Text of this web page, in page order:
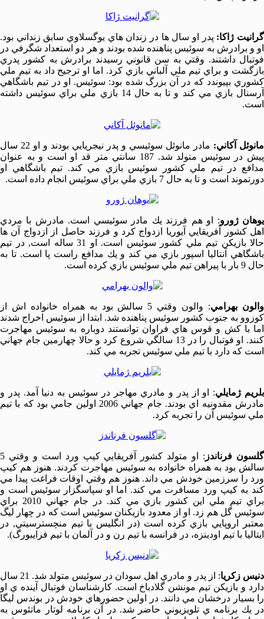
گرانيت ژاكا: پدر او سال ها در زندان هاي يوگسلاوي سابق زنداني بود.
او و برادرش به سوئيس پناهنده شده بودند و هر دو استعداد شگرفي در
فوتبال داشتند. وقتي به سن قانوني رسيدند برادرش به كشور پدري
بازگشت و براي تيم ملي آلباني بازي كرد. اما او ترجيح داد به تيم ملي
كشوري بپيوندد كه در آن بزرگ شده بود: سوئيس. او در تيم باشگاهي
آرسنال بازي مي كند و تا به حال 14 بازي ملي براي سوئيس داشته
است.
مانوئل آكاني:
مادر مانوئل سوئيسي و پدر نيجريايي بودند و او 22 سال
پيش در سوئيس متولد شد. 187 سانتي متر قد او است و به عنوان
مدافع در تيم ملي كشور سوئيس بازي مي كند. تيم باشگاهي او
دورتموند است و تا به حال 7 بازي ملي براي سوئيس انجام داده است.
يوهان ژورو: او هم فرزند يك مادر سوئيسي است. مادرش با مردي
اهل كشور آفريقايي آيوريا ازدواج كرد و فرزند حاصل از ازدواج آن ها
حالا بازيكن تيم ملي كشور سوئيس است. او 31 ساله است, در تيم
باشگاهي آنتاليا اسپور بازي مي كند و يك مدافع راست پا است. تا به
حال 9 بار با پيراهن تيم ملي سوئيس بازي كرده است.
والون بهرامي
: والون وقتي 5 سالش بود به همراه خانواده اش از
كوزوو به جنوب كشور سوئيس پناهنده شد. ابتدا از سوئيس اخراج شدند
اما با كش و قوس هاي فراوان توانستند دوباره به سوئيس مهاجرت
كنند. او فوتبال را در 13 سالگي شروع كرد و حالا چهارمين جام جهاني
است كه دارد با تيم ملي سوئيس تجربه مي كند.
بلريم ژمايلي: او از پدر و مادري مهاجر در سوئيس به دنيا آمد. پدر و
مادرش مقدونيه اي بودند. جام جهاني 2006 اولين جامي بود كه با تيم
ملي سوئيس آن را تجربه كرد.
گلسون فرناندز
: او متولد كشور آفريقايي كيپ ورد است و وقتي 5
سالش بود به همراه خانواده به سوئيس مهاجرت كردند. هنوز هم كيپ
ورد را سرزمين خودش مي داند. هنوز هم وقتي اوقات فراغت پيدا مي
كند به كيپ ورد مسافرت مي كند. اما او سپاسگزار سوئيس است و
براي تيم ملي اين كشور بازي مي كند. در جام جهاني 2010 براي
سوئيس گل هم زد. او از معدود بازيكنان سوئيس است كه در چهار ليگ
معتبر اروپايي بازي كرده است (در انگليس با تيم منچسترسيتي, در
ايتاليا با تيم اودينزه، در فرانسه با تيم رن و در آلمان با تيم فرايبورگ).
دنيس زكريا
: از پدر و مادري اهل سودان در سوئيس متولد شد. 21 سال
دارد و بازيكن تيم مونشن گلادباخ است. كارشناسان فوتبال آينده ي او
را بسيار درخشان مي دانند. در اولين حضورهاي خودش در بوندس ليگا
در يك برنامه ي تلويزيوني حاضر شد. در آن برنامه لوتار ماتئوس به